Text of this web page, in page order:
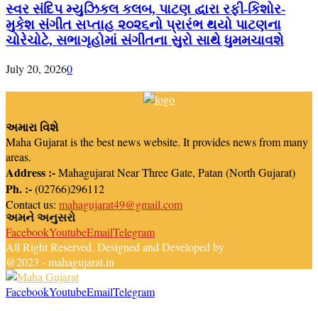
સ્વર સંદિપ મ્યુઝિકલ કલબ, પાટણ દ્વારા રફી-કિશોર-
મુકેશ સંગીત સપ્તાહ ૨૦૨૬નો પ્રારંભ થયો પાટણના
ચોરેચોટે, સભાગૃહોમાં સંગીતના સુરો સાથે ધુમમચાવશે
July 20, 20260
અમારા વિશે
Maha Gujarat is the best news website. It provides news from many
areas.
Address :-Mahagujarat Near Three Gate, Patan (North Gujarat)
Ph. :-(02766)296112
Contact us: mahagujarat49@gmail.com
અમને અનુસરો
FacebookYoutubeEmailTelegram
All Right Reserved. Designed and Developed by
@2023 - mahagujarat.in
FacebookYoutubeEmailTelegram